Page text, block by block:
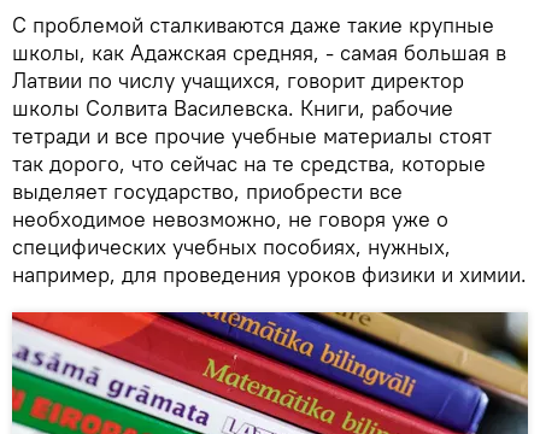
С проблемой сталкиваются даже такие крупные
школы, как Адажская средняя, - самая большая в
Латвии по числу учащихся, говорит директор
школы Солвита Василевска. Книги, рабочие
тетради и все прочие учебные материалы стоят
так дорого, что сейчас на те средства, которые
выделяет государство, приобрести все
необходимое невозможно, не говоря уже о
специфических учебных пособиях, нужных,
например, для проведения уроков физики и химии.